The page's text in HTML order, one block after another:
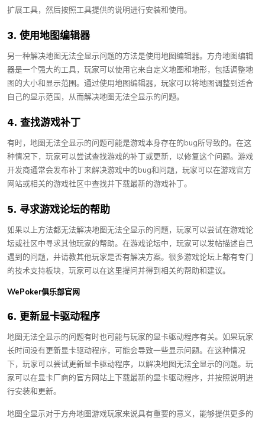
扩展工具，然后按照工具提供的说明进行安装和使用。
3. 使用地图编辑器
另一种解决地图无法全显示问题的方法是使用地图编辑器。方舟地图编辑
器是一个强大的工具，玩家可以使用它来自定义地图和地形，包括调整地
图的大小和显示范围。通过使用地图编辑器，玩家可以将地图调整到适合
自己的显示范围，从而解决地图无法全显示的问题。
4. 查找游戏补丁
有时，地图无法全显示的问题可能是游戏本身存在的bug所导致的。在这
种情况下，玩家可以尝试查找游戏的补丁或更新，以修复这个问题。游戏
开发商通常会发布补丁来解决游戏中的bug和问题，玩家可以在游戏官方
网站或相关的游戏社区中查找并下载最新的游戏补丁。
5. 寻求游戏论坛的帮助
如果以上方法都无法解决地图无法全显示的问题，玩家可以尝试在游戏论
坛或社区中寻求其他玩家的帮助。在游戏论坛中，玩家可以发帖描述自己
遇到的问题，并请教其他玩家是否有解决方案。很多游戏论坛上都有专门
的技术支持板块，玩家可以在这里提问并得到相关的帮助和建议。
WePoker俱乐部官网
6. 更新显卡驱动程序
地图无法全显示的问题有时也可能与玩家的显卡驱动程序有关。如果玩家
长时间没有更新显卡驱动程序，可能会导致一些显示问题。在这种情况
下，玩家可以尝试更新显卡驱动程序，以解决地图无法全显示的问题。玩
家可以在显卡厂商的官方网站上下载最新的显卡驱动程序，并按照说明进
行安装和更新。
地图全显示对于方舟地图游戏玩家来说具有重要的意义，能够提供更多的